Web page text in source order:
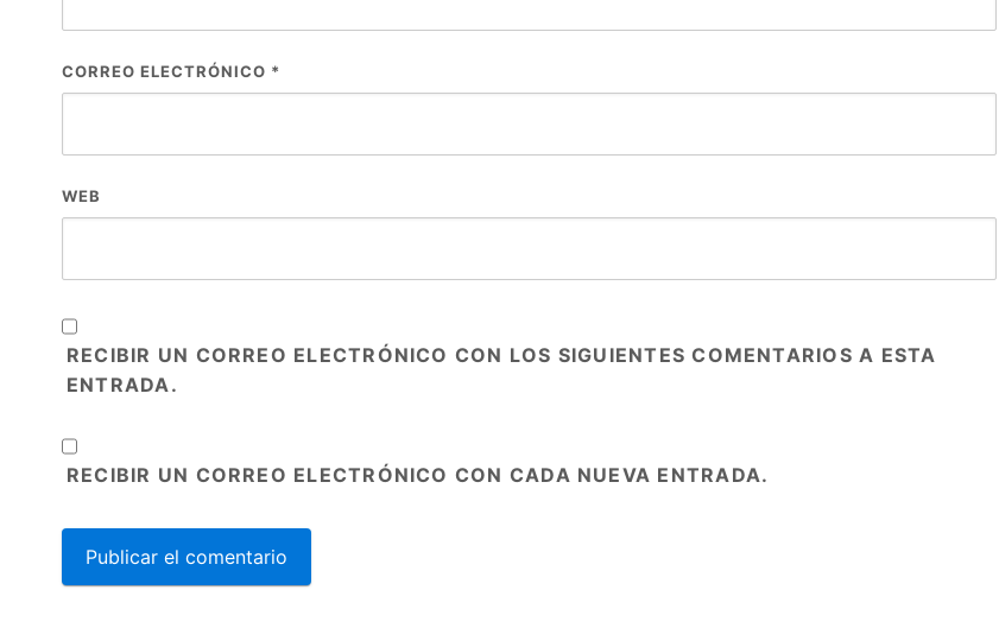
CORREO ELECTRÓNICO *
WEB
RECIBIR UN CORREO ELECTRÓNICO CON LOS SIGUIENTES COMENTARIOS A ESTA
ENTRADA.
RECIBIR UN CORREO ELECTRÓNICO CON CADA NUEVA ENTRADA.